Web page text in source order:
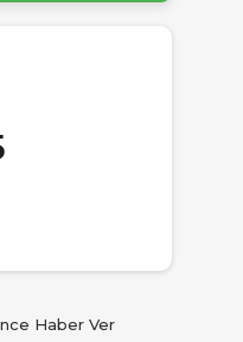
Haber Ver